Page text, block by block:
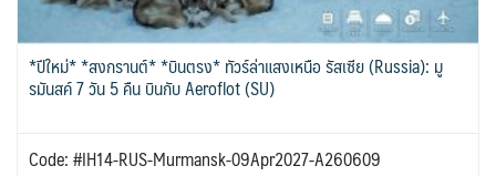
*ปีใหม่* *สงกรานต์* *บินตรง* ทัวร์ล่าแสงเหนือ รัสเซีย (Russia): มู
รมันสค์ 7 วัน 5 คืน บินกับ Aeroflot (SU)
Code: #IH14-RUS-Murmansk-09Apr2027-A260609